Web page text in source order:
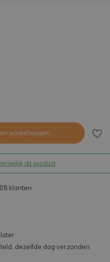
winkelwagen
dit product
klanten
dezelfde dag verzonden.